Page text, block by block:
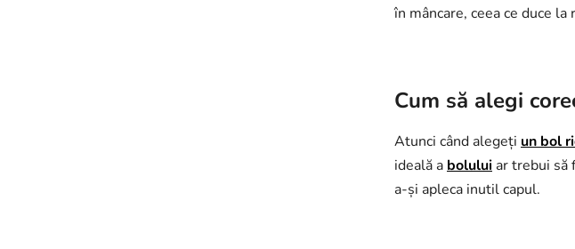
în mâncare, ceea ce duce
Cum să alegi
Atunci când alegeți un bol
ideală a bolului ar trebui să
a-și apleca inutil capul.